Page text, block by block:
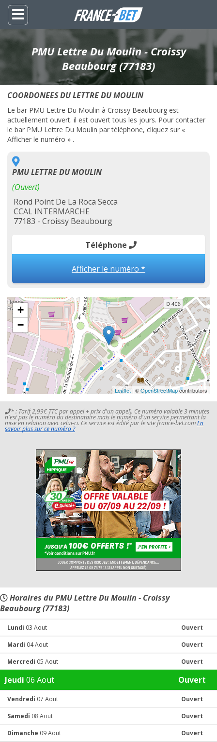
PMU Lettre Du Moulin - Croissy
Beaubourg (77183)
COORDONEES DU LETTRE DU MOULIN
Le bar PMU Lettre Du Moulin à Croissy Beaubourg est
actuellement ouvert. il est ouvert tous les jours. Pour contacter
le bar PMU Lettre Du Moulin par téléphone, cliquez sur «
Afficher le numéro » .
PMU LETTRE DU MOULIN
(Ouvert)
Rond Point De La Roca Secca
CCAL INTERMARCHE
77183 - Croissy Beaubourg
Téléphone
Afficher le numéro *
+
−
Leaflet | ©OpenStreetMapcontributors
* : Tarif 2,99€ TTC par appel + prix d'un appel). Ce numéro valable 3 minutes
n'est pas le numéro du destinataire mais le numéro d'un service permettant la
mise en relation avec celui-ci. Ce service est édité par le site france-bet.comEn
savoir plus sur ce numéro ?
Horaires du PMU Lettre Du Moulin - Croissy
Beaubourg (77183)
Lundi 03 Aout Ouvert
Mardi 04 Aout Ouvert
Mercredi 05 Aout Ouvert
Jeudi 06 Aout Ouvert
Vendredi 07 Aout Ouvert
Samedi 08 Aout Ouvert
Dimanche 09 Aout Ouvert